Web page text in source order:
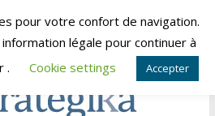
août 10, 2026
pour votre confort de navigation.
légale pour continuer à
.
Cookie settings Accepter